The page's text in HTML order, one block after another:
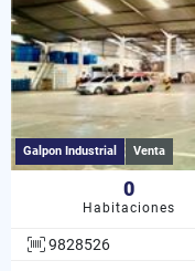
Galpon Industrial Venta
0
Habitaciones
9828526